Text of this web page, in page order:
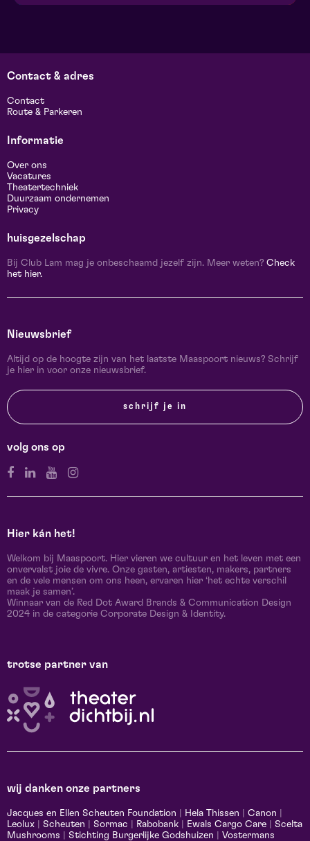
Contact & adres
Contact
Route & Parkeren
Informatie
Over ons
Vacatures
Theatertechniek
Duurzaam ondernemen
Privacy
huisgezelschap
Bij Club Lam mag je onbeschaamd jezelf zijn. Meer weten? Check
het hier.
Nieuwsbrief
Altijd op de hoogte zijn van het laatste Maaspoort nieuws? Schrijf
je hier in voor onze nieuwsbrief.
schrijf je in
volg ons op
Hier kán het!
Welkom bij Maaspoort. Hier vieren we cultuur en het leven met een
onvervalst joie de vivre. Onze gasten, artiesten, makers, partners
en de vele mensen om ons heen, ervaren hier ‘het echte verschil
maak je samen’.
Winnaar van de Red Dot Award Brands & Communication Design
2024 in de categorie Corporate Design & Identity.
trotse partner van
wij danken onze partners
Jacques en Ellen Scheuten Foundation Hela Thissen Canon
Leolux
Scheuten Sormac Rabobank Ewals Cargo Care
Scelta
Mushrooms
Stichting Burgerlijke Godshuizen Vostermans